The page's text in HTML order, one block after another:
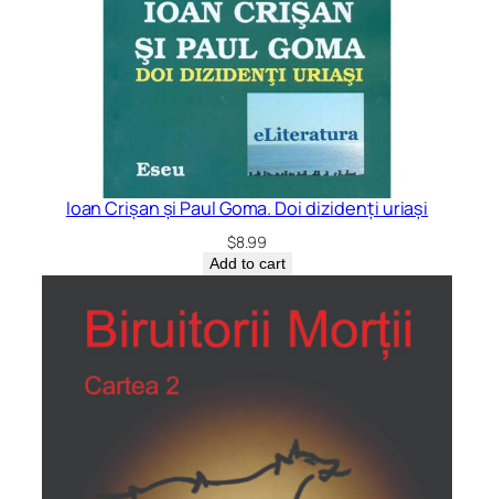
Ioan Crișan și Paul Goma. Doi dizidenți uriași
$8.99
Add to cart